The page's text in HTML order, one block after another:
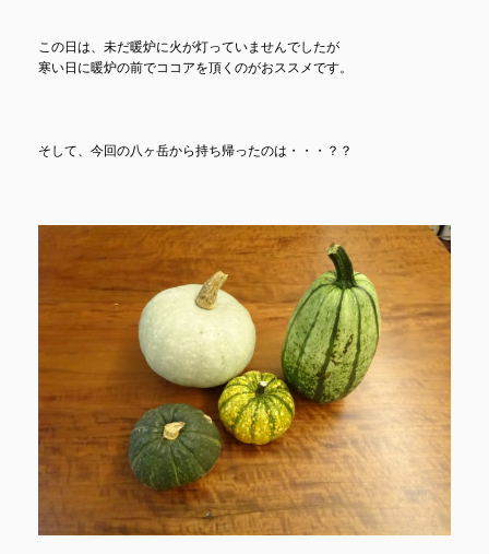
この日は、未だ暖炉に火が灯っていませんでしたが
寒い日に暖炉の前でココアを頂くのがおススメです。
そして、今回の八ヶ岳から持ち帰ったのは・・・？？